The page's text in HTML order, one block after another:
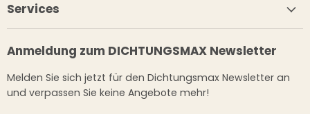
Services
Anmeldung zum DICHTUNGSMAX Newsletter
Melden Sie sich jetzt für den Dichtungsmax Newsletter an
und verpassen Sie keine Angebote mehr!